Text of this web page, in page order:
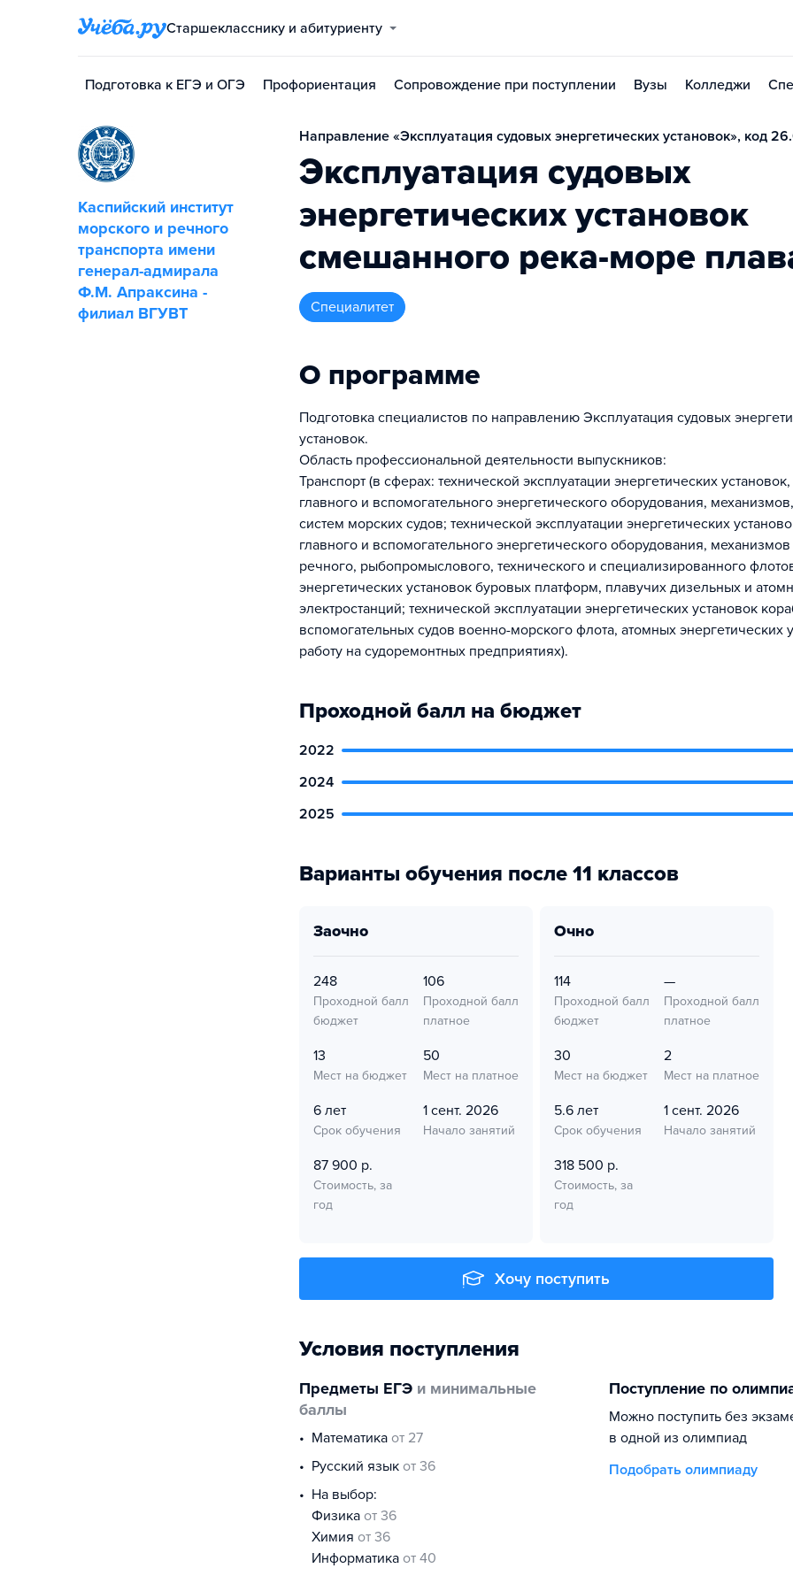
Старшекласснику и абитуриенту
Подготовка к ЕГЭ и ОГЭ Профориентация Сопровождение при поступлении Вузы Колледжи
Каспийский институт
морского и речного
транспорта имени
генерал-адмирала
Ф.М. Апраксина -
филиал ВГУВТ
Направление «Эксплуатация судовых энергетических установок», код
Эксплуатация судовых
энергетических установок
смешанного река-море
специалитет
О программе
Подготовка специалистов по направлению Эксплуатация судовых
установок.
Область профессиональной деятельности выпускников:
Транспорт (в сферах: технической эксплуатации энергетических
главного и вспомогательного энергетического оборудования,
систем морских судов; технической эксплуатации энергетических
главного и вспомогательного энергетического оборудования,
речного, рыбопромыслового, технического и специализированного
энергетических установок буровых платформ, плавучих дизельных и
электростанций; технической эксплуатации энергетических установок
вспомогательных судов военно-морского флота, атомных энергетических
работу на судоремонтных предприятиях).
Проходной балл на бюджет
2022
2024
2025
Варианты обучения после 11 классов
заочно
248
Проходной балл
бюджет
106
Проходной балл
платное
13
Мест на бюджет
50
Мест на платное
6 лет
Срок обучения
1 сент. 2026
Начало занятий
87 900 р.
Стоимость, за
год
очно
114
Проходной балл
бюджет
—
Проходной балл
платное
30
Мест на бюджет
2
Мест на платное
5.6 лет
Срок обучения
1 сент. 2026
Начало занятий
318 500 р.
Стоимость, за
год
Хочу поступить
Условия поступления
Предметы ЕГЭ и минимальные
баллы
математика от 27
русский язык от 36
На выбор:
физика от 36
химия от 36
информатика от 40
Поступление по
Можно поступить без
в одной из олимпиад
Подобрать олимпиаду